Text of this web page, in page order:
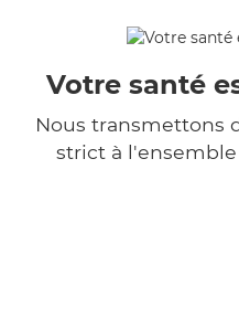
Votre santé
Nous transmettons
strict à